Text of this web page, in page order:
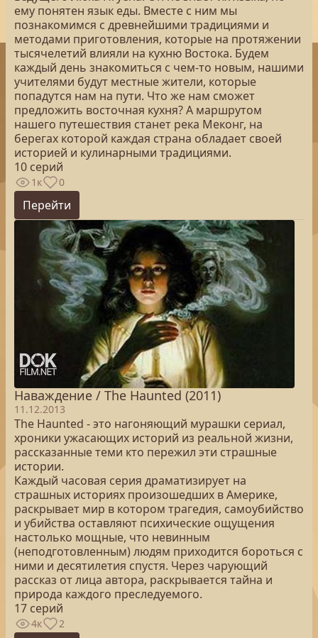
ему понятен язык еды. Вместе с ним мы
познакомимся с древнейшими традициями и
методами приготовления, которые на протяжении
тысячелетий влияли на кухню Востока. Будем
каждый день знакомиться с чем-то новым, нашими
учителями будут местные жители, которые
попадутся нам на пути. Что же нам сможет
предложить восточная кухня? А маршрутом
нашего путешествия станет река Меконг, на
берегах которой каждая страна обладает своей
историей и кулинарными традициями.
10 серий
1к 0
Перейти
Наваждение / The Haunted (2011)
11.12.2013
The Haunted - это нагоняющий мурашки сериал,
хроники ужасающих историй из реальной жизни,
рассказанные теми кто пережил эти страшные
истории.
Каждый часовая серия драматизирует на
страшных историях произошедших в Америке,
раскрывает мир в котором трагедия, самоубийство
и убийства оставляют психические ощущения
настолько мощные, что невинным
(неподготовленным) людям приходится бороться с
ними и десятилетия спустя. Через чарующий
рассказ от лица автора, раскрывается тайна и
природа каждого преследуемого.
17 серий
4к 2